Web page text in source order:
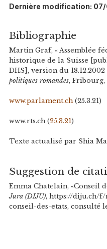
Dernière modification: 07/
Bibliographie
Martin Graf, « Assemblée
historique de la Suisse
DHS], version du
politiques romandes, Fribourg,
www.parlament.ch(25.3.21)
www.rts.ch (25.3.21)
Texte actualisé par Shia
Suggestion de
Emma Chatelain, «Conseil
Jura (DIJU), https://diju.ch/f/
conseil-des-etats, consulté